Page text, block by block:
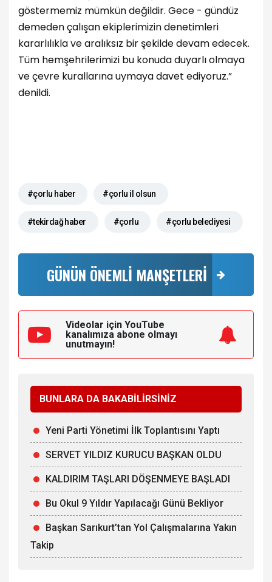
göstermemiz mümkün değildir. Gece - gündüz
demeden çalışan ekiplerimizin denetimleri
kararlılıkla ve aralıksız bir şekilde devam edecek.
Tüm hemşehrilerimizi bu konuda duyarlı olmaya
ve çevre kurallarına uymaya davet ediyoruz.”
denildi.
#çorlu haber #çorlu il olsun
#tekirdağ haber #çorlu #çorlu belediyesi
GÜNÜN ÖNEMLİ MANŞETLERİ
Videolar için YouTube
kanalımıza abone olmayı
unutmayın!
BUNLARA DA BAKABİLİRSİNİZ
Yeni Parti Yönetimi İlk Toplantısını Yaptı
SERVET YILDIZ KURUCU BAŞKAN OLDU
KALDIRIM TAŞLARI DÖŞENMEYE BAŞLADI
Bu Okul 9 Yıldır Yapılacağı Günü Bekliyor
Başkan Sarıkurt’tan Yol Çalışmalarına Yakın
Takip